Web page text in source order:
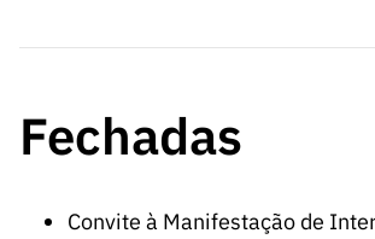
Fechadas
Convite à Manifestação de